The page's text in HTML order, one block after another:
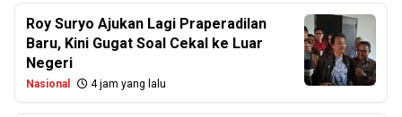
Roy Suryo Ajukan Lagi Praperadilan
Baru, Kini Gugat Soal Cekal ke Luar
Negeri
Nasional 4 jam yang lalu